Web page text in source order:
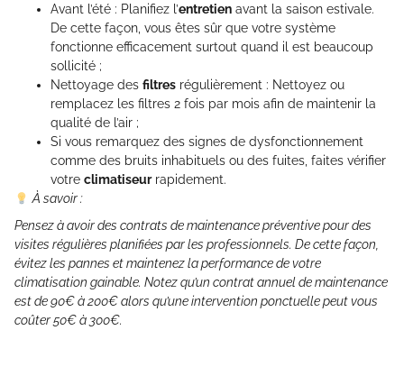
Avant l’été : Planifiez l’entretien avant la saison estivale.
De cette façon, vous êtes sûr que votre système
fonctionne efficacement surtout quand il est beaucoup
sollicité ;
Nettoyage des filtres régulièrement : Nettoyez ou
remplacez les filtres 2 fois par mois afin de maintenir la
qualité de l’air ;
Si vous remarquez des signes de dysfonctionnement
comme des bruits inhabituels ou des fuites, faites vérifier
votre climatiseurrapidement.
À savoir :
Pensez à avoir des contrats de maintenance préventive pour des
visites régulières planifiées par les professionnels. De cette façon,
évitez les pannes et maintenez la performance de votre
climatisation gainable. Notez qu’un contrat annuel de maintenance
est de 90€ à 200€ alors qu’une intervention ponctuelle peut vous
coûter 50€ à 300€.